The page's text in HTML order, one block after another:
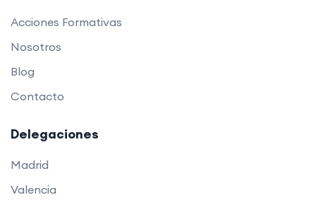
Acciones Formativas
Nosotros
Blog
Contacto
Delegaciones
Madrid
Valencia